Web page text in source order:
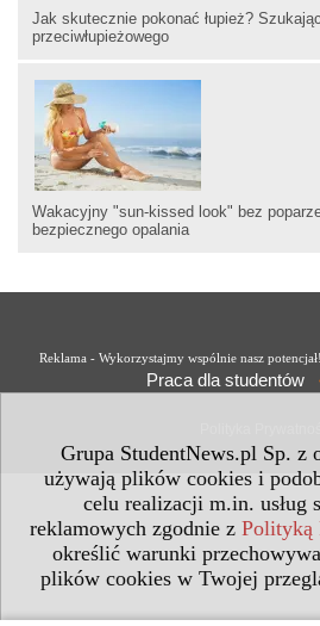
Grupa StudentNews.pl Sp. z
używają plików cookies i
celu realizacji m.in. usług
reklamowych zgodnie z Polityką
określić warunki
plików cookies w Twojej
Jak skutecznie pokonać łupież?
przeciwłupieżowego
Wakacyjny "sun-kissed look" bez
bezpiecznego opalania
Reklama - Wykorzystajmy wspólnie nasz potencjał!
Praca dla studentów